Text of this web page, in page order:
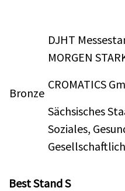
Bronze
DJHT
MORGEN
CROMATICS
Sächsisches
Soziales,
Best Stand S